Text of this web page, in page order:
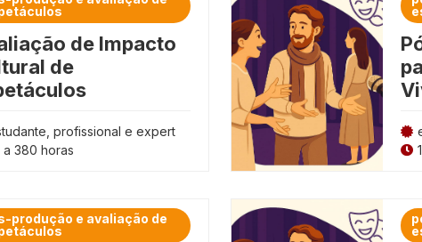
de Impacto
de
profissional e expert
a 380 horas
produção e avaliação de